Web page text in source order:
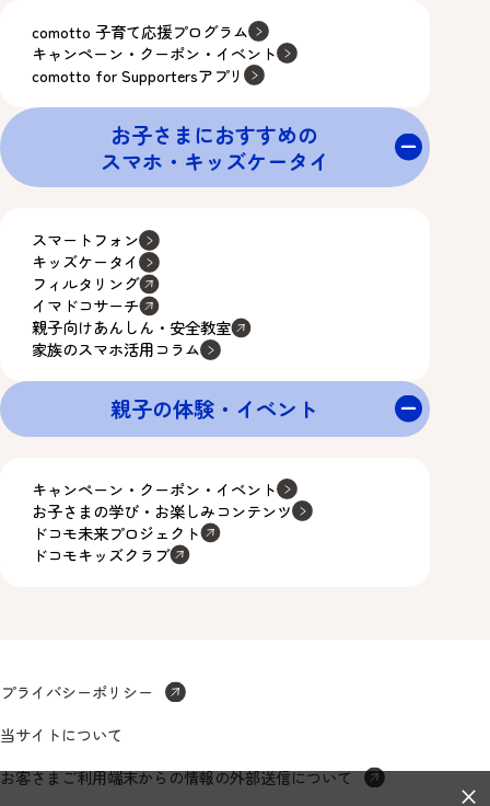
comotto 子育て応援プログラム
キャンペーン・クーポン・イベント
comotto for Supportersアプリ
お子さまにおすすめの
スマホ・キッズケータイ
スマートフォン
キッズケータイ
フィルタリング
イマドコサーチ
親子向けあんしん・安全教室
家族のスマホ活用コラム
親子の体験・イベント
キャンペーン・クーポン・イベント
お子さまの学び・お楽しみコンテンツ
ドコモ未来プロジェクト
ドコモキッズクラブ
×
プライバシーポリシー
当サイトについて
お客さまご利用端末からの情報の外部送信について